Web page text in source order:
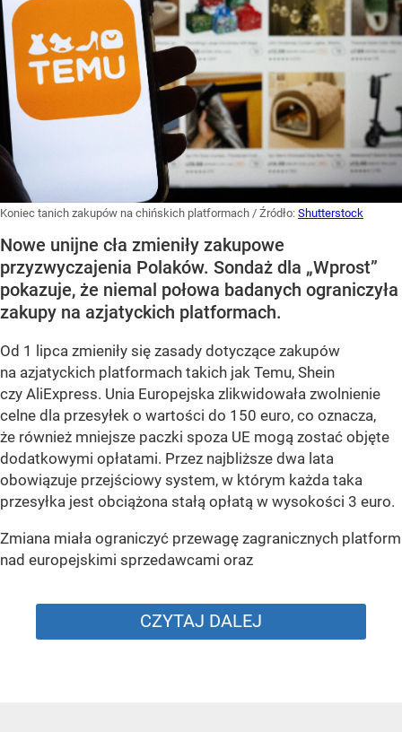
Koniec tanich zakupów na chińskich platformach / Źródło: Shutterstock
Nowe unijne cła zmieniły zakupowe
przyzwyczajenia Polaków. Sondaż dla „Wprost”
pokazuje, że niemal połowa badanych ograniczyła
zakupy na azjatyckich platformach.
Od 1 lipca zmieniły się zasady dotyczące zakupów
na azjatyckich platformach takich jak Temu, Shein
czy AliExpress. Unia Europejska zlikwidowała zwolnienie
celne dla przesyłek o wartości do 150 euro, co oznacza,
że również mniejsze paczki spoza UE mogą zostać objęte
dodatkowymi opłatami. Przez najbliższe dwa lata
obowiązuje przejściowy system, w którym każda taka
przesyłka jest obciążona stałą opłatą w wysokości 3 euro.
Zmiana miała ograniczyć przewagę zagranicznych platform
nad europejskimi sprzedawcami oraz
CZYTAJ DALEJ